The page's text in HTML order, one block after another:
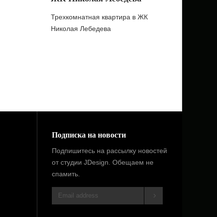
Трехкомнатная квартира в ЖК
Николая Лебедева
Подписка на новости
Подпишитесь на рассылку новостей
от студии JDesign. Обещаем не
спамить.